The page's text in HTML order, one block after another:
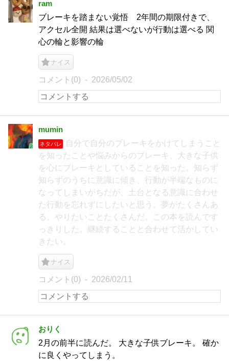
ram
ブレーキを踏まない覚悟 2年間の期限付きで、
アクセル全開 結果は選べないが行動は選べる 関
心の輪と影響の輪
ナイス
コメント(0) 2026/05/02
mumin
ネタバレ
自分で自分のブレーキをかけてしまうこと
を知ったことや悩みからのブレーキ、大きな子供
を心にブレーキとしていることを知った。知らず
知らずのうちに意識に傾き、行動が半端なものに
なってしまいがちだが、土台となる意識に合わせ
た行動を忘れずにしたいと思う。夢がたくさんあ
る。やりたいことたくさんだ。この本を読んです
っきりした。継続することと合わせて活かしてい
きたい。
ナイス
コメント(0) 2026/02/11
おりく
2月の前半に読んだ。 大きな子供ブレーキ。 確か
に良くやってしまう。